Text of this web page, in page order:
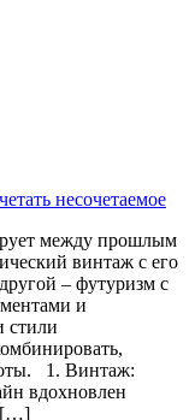
несочетаемое
между прошлым
винтаж с его
– футуризм с
и
стили
1. Винтаж:
вдохновлен
[…]